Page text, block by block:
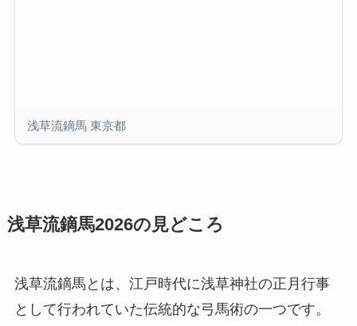
浅草流鏑馬 東京都
浅草流鏑馬2026の見どころ
浅草流鏑馬とは、江戸時代に浅草神社の正月行事
として行われていた伝統的な弓馬術の一つです。